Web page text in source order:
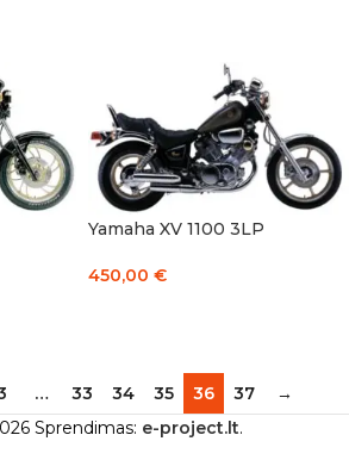
Yamaha XV 1100 3LP
450,00 €
… 33 34 35 36 37
→
Sprendimas: e-project.lt.